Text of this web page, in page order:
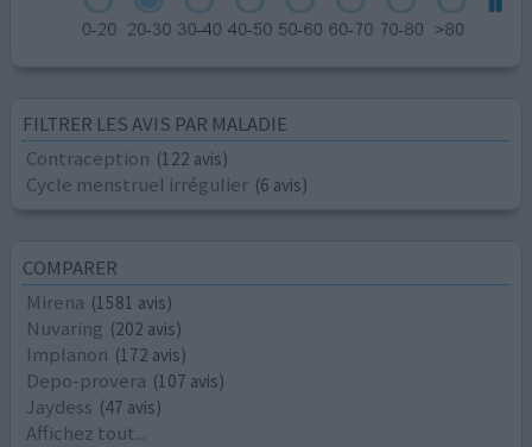
FILTRER LES AVIS PAR MALADIE
Contraception (122 avis)
Cycle menstruel irrégulier (6 avis)
COMPARER
Mirena (1581 avis)
Nuvaring (202 avis)
Implanon (172 avis)
Depo-provera (107 avis)
Jaydess (47 avis)
Affichez tout...